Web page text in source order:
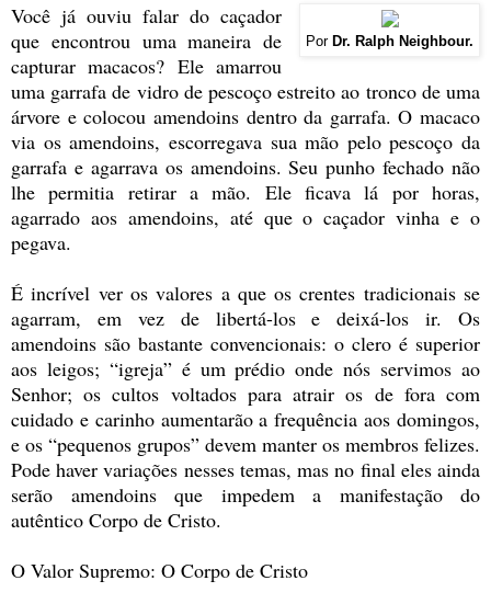
Por Dr. Ralph Neighbour.
Você já ouviu falar do caçador
que encontrou uma maneira de
capturar macacos? Ele amarrou
uma garrafa de vidro de pescoço estreito ao tronco de uma
árvore e colocou amendoins dentro da garrafa. O macaco
via os amendoins, escorregava sua mão pelo pescoço da
garrafa e agarrava os amendoins. Seu punho fechado não
lhe permitia retirar a mão. Ele ficava lá por horas,
agarrado aos amendoins, até que o caçador vinha e o
pegava.
É incrível ver os valores a que os crentes tradicionais se
agarram, em vez de libertá-los e deixá-los ir. Os
amendoins são bastante convencionais: o clero é superior
aos leigos; “igreja” é um prédio onde nós servimos ao
Senhor; os cultos voltados para atrair os de fora com
cuidado e carinho aumentarão a frequência aos domingos,
e os “pequenos grupos” devem manter os membros felizes.
Pode haver variações nesses temas, mas no final eles ainda
serão amendoins que impedem a manifestação do
autêntico Corpo de Cristo.
O Valor Supremo: O Corpo de Cristo